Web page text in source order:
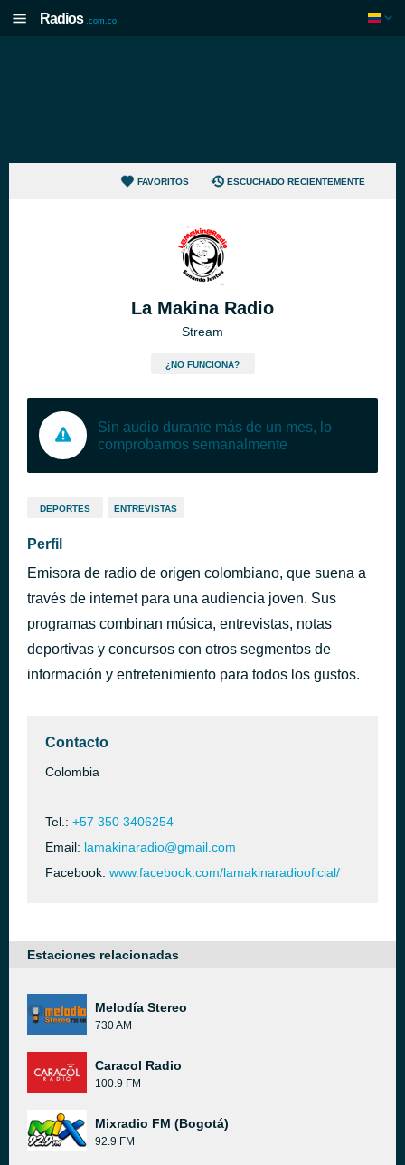
Radios .com.co
FAVORITOS ESCUCHADO RECIENTEMENTE
La Makina Radio
Stream
¿NO FUNCIONA?
Sin audio durante más de un mes, lo
comprobamos semanalmente
DEPORTES ENTREVISTAS
Perfil
Emisora de radio de origen colombiano, que suena a
través de internet para una audiencia joven. Sus
programas combinan música, entrevistas, notas
deportivas y concursos con otros segmentos de
información y entretenimiento para todos los gustos.
Contacto
Colombia
Tel.: +57 350 3406254
Email: lamakinaradio@gmail.com
Facebook: www.facebook.com/lamakinaradiooficial/
Estaciones relacionadas
Melodía Stereo
730 AM
Caracol Radio
100.9 FM
Mixradio FM (Bogotá)
92.9 FM